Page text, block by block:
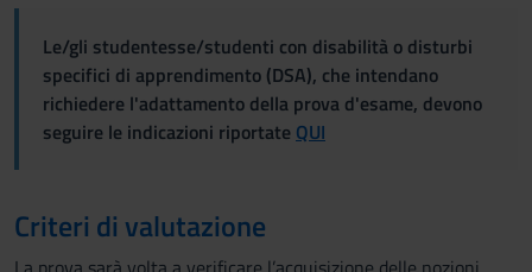
Le/gli studentesse/studenti con disabilità o disturbi
specifici di apprendimento (DSA), che intendano
richiedere l'adattamento della prova d'esame, devono
seguire le indicazioni riportate QUI
Criteri di valutazione